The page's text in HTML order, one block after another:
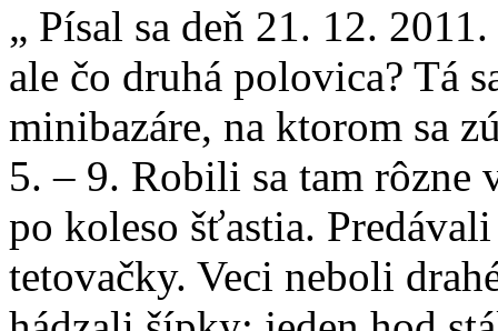
„ Písal sa deň 21. 12.
ale čo druhá polovica? Tá
minibazáre, na ktorom sa
5. – 9. Robili sa tam rôzne
po koleso šťastia.
tetovačky. Veci neboli